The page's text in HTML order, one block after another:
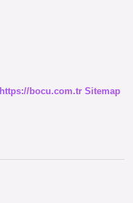
https://bocu.com.tr Sitemap